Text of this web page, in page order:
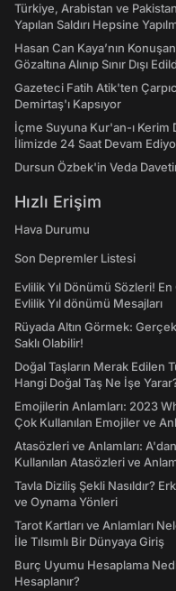
Türkiye, Arabistan ve
Yapılan Saldırı Hepsine
Hasan Can Kaya’nın
Gözaltına Alınıp Sınır Dışı
Gazeteci Fatih Atik'ten
Demirtaş'ı Kapsıyor
İçme Suyuna Kur'an-ı Kerim
İlimizde 24 Saat Devam
Dursun Özbek'in Veda
Hızlı Erişim
Hava Durumu
Son Depremler Listesi
Evlilik Yıl Dönümü Sözleri!
Evlilik Yıl dönümü Mesajları
Rüyada Altın Görmek:
Saklı Olabilir!
Doğal Taşların Merak Edilen
Hangi Doğal Taş Ne İşe
Emojilerin Anlamları: 2023
Çok Kullanılan Emojiler ve
Atasözleri ve Anlamları:
Kullanılan Atasözleri ve
Tavla Diziliş Şekli Nasıldır?
ve Oynama Yönleri
Tarot Kartları ve Anlamları
İle Tılsımlı Bir Dünyaya Giriş
Burç Uyumu Hesaplama
Hesaplanır?